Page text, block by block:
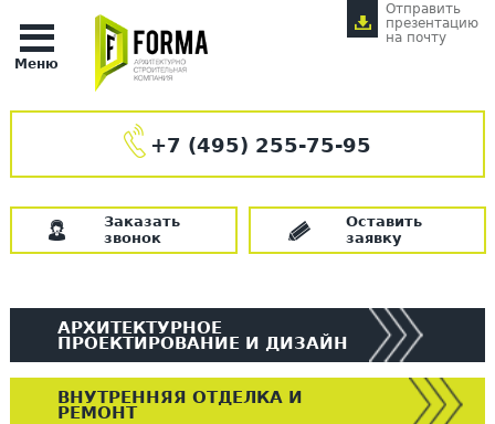
Отправить
презентацию
на почту
+7 (495) 255-75-95
Заказать
звонок
Меню
Оставить
заявку
АРХИТЕКТУРНОЕ
ПРОЕКТИРОВАНИЕ И ДИЗАЙН
ВНУТРЕННЯЯ ОТДЕЛКА И
РЕМОНТ